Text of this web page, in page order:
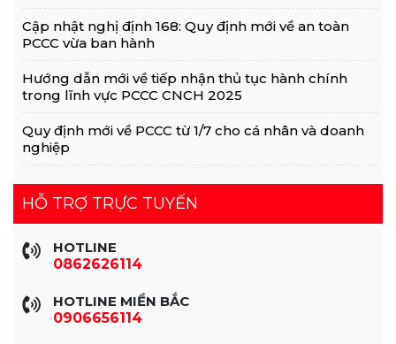
Cập nhật nghị định 168: Quy định mới về an toàn
PCCC vừa ban hành
Hướng dẫn mới về tiếp nhận thủ tục hành chính
trong lĩnh vực PCCC CNCH 2025
Quy định mới về PCCC từ 1/7 cho cá nhân và doanh
nghiệp
HỖ TRỢ TRỰC TUYẾN
HOTLINE
0862626114
HOTLINE MIỀN BẮC
0906656114